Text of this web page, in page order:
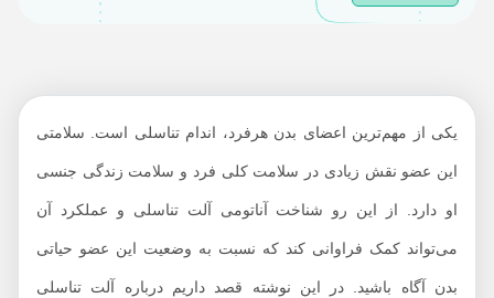
اتفاق می‌افتد؟
بیماریهای دستگاه
تناسلی مردان کدامند؟
یکی از مهم‌ترین اعضای بدن هرفرد، اندام تناسلی است. سلامتی
این عضو نقش زیادی در سلامت کلی فرد و سلامت زندگی جنسی
او دارد. از این رو شناخت آناتومی آلت تناسلی و عملکرد آن
می‌تواند کمک فراوانی کند که نسبت به وضعیت این عضو حیاتی
بدن آگاه باشید. در این نوشته قصد داریم درباره آلت تناسلی